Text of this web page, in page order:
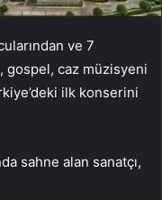
ve 7
gospel, caz müzisyeni
ilk konserini
sahne alan sanatçı,